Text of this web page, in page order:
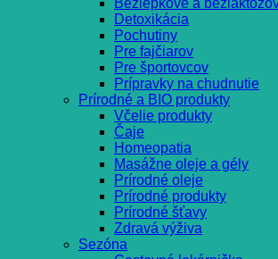
Detoxikácia
Pochutiny
Pre fajčiarov
Pre športovcov
Prípravky na chudnutie
Prírodné a BIO produkty
Včelie produkty
Čaje
Homeopatia
Masážne oleje a gély
Prírodné oleje
Prírodné produkty
Prírodné šťavy
Zdravá výživa
Sezóna